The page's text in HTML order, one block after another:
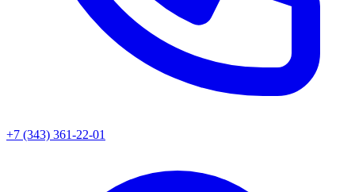
+7 (343) 361-22-01